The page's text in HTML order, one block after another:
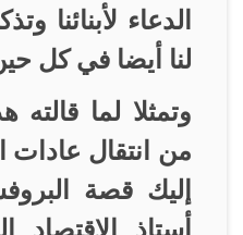
الدعاء لأبنائنا
لنا أيضا في كل
وتمثلا لما
من انتقال عادات
إليك قصة
أستاذ